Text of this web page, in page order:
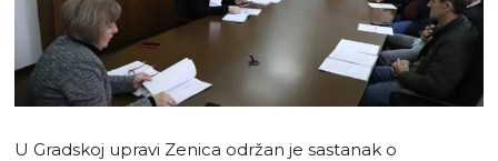
U Gradskoj upravi Zenica održan je sastanak o